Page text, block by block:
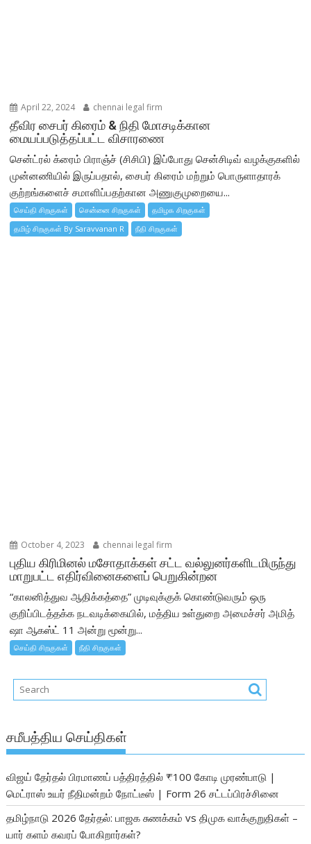
April 22, 2024 chennai legal firm
தீவிர சைபர் கிரைம் & நிதி மோசடிக்கான
மையப்படுத்தப்பட்ட விசாரணை
சென்ட்ரல் க்ரைம் பிராஞ்ச் (சிசிபி) இப்போது சென்சிடிவ் வழக்குகளில்
முன்னணியில் இருப்பதால், சைபர் கிரைம் மற்றும் பொருளாதாரக்
குற்றங்களைச் சமாளிப்பதற்கான அணுகுமுறையை...
செய்தி சிறகுகள் சென்னை சிறகுகள்
தமிழக சிறகுகள்
தமிழ் சிறகுகள் By Saravvanan R
நீதி சிறகுகள்
October 4, 2023 chennai legal firm
புதிய கிரிமினல் மசோதாக்கள் சட்ட வல்லுனர்களிடமிருந்து
மாறுபட்ட எதிர்வினைகளைப் பெறுகின்றன
“காலனித்துவ ஆதிக்கத்தை” முடிவுக்குக் கொண்டுவரும் ஒரு
குறிப்பிடத்தக்க நடவடிக்கையில், மத்திய உள்துறை அமைச்சர் அமித்
ஷா ஆகஸ்ட் 11 அன்று மூன்று...
செய்தி சிறகுகள் நீதி சிறகுகள்
சமீபத்திய செய்திகள்
விஜய் தேர்தல் பிரமாணப் பத்திரத்தில் ₹100 கோடி முரண்பாடு |
மெட்ராஸ் உயர் நீதிமன்றம் நோட்டீஸ் | Form 26 சட்டப்பிரச்சினை
தமிழ்நாடு 2026 தேர்தல்: பாஜக சுணக்கம் vs திமுக வாக்குறுதிகள் –
யார் களம் கவரப் போகிறார்கள்?